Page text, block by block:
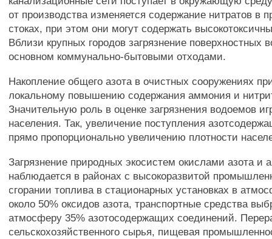
от производства изменяется содержание нитратов в
стоках, при этом они могут содержать
Вблизи крупных городов загрязнение поверхностных
основном коммунально-бытовыми отходами.
Накопление общего азота в очистных сооружениях
локальному повышению содержания аммония и
Значительную роль в оценке загрязнения водоемов
населения. Так, увеличение поступления
прямо пропорционально увеличению плотности
Загрязнение природных экосистем окислами азота и
наблюдается в районах с высокоразвитой
сгорании топлива в стационарных установках в
около 50% оксидов азота, транспортные средства
атмосферу 35% азотосодержащих соединений.
сельскохозяйственного сырья, пищевая